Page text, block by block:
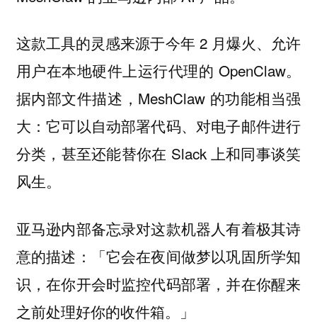
这款工具的灵感来源于今年 2 月爆火、允许
用户在本地硬件上运行代理的 OpenClaw。
据内部文件描述，MeshClaw 的功能相当强
大：它可以自动部署代码、对电子邮件进行
分类，甚至还能替你在 Slack 上和同事谈笑
风生。
亚马逊内部备忘录对这款机器人有着极其诗
意的描述：「它会在夜间做梦以巩固所学知
识，在你开会时监控代码部署，并在你醒来
之前处理好你的收件箱。」